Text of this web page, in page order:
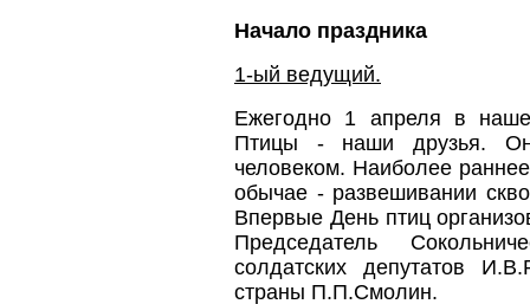
Начало праздника
1-ый ведущий.
Ежегодно 1 апреля в
Птицы - наши друзья.
человеком. Наиболее
обычае - развешивании
Впервые День птиц
Председатель
солдатских депутатов
страны П.П.Смолин.